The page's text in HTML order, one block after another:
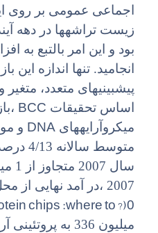
اجماعی عمومی بر روی
زیست تراشهها در دهه
بود و این امر بالتبع به
انجامید. تنها اندازه این
پیشبینیهای متعدد،
اساس تحقیقات BCC
میکروآرایههای DNA و
متوسط
2007 ،در آمد نهایی از محل فناوریهای (
chips :where to ?)0
میلیون 336 به